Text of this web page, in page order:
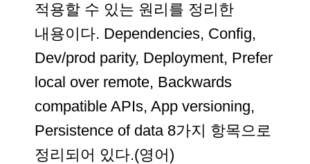
적용할 수 있는 원리를 정리한
내용이다. Dependencies, Config,
Dev/prod parity, Deployment, Prefer
local over remote, Backwards
compatible APIs, App versioning,
Persistence of data 8가지 항목으로
정리되어 있다.(영어)